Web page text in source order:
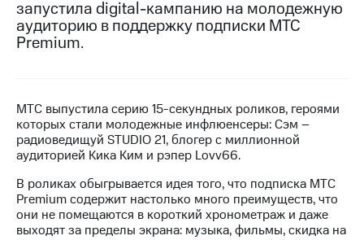
МТС
о технологиях
Интервью
Финансовая
отчетность
Контакты
Новости
в
запустила digital-кампанию на молодежную
аудиторию в поддержку подписки МТС
Premium.
МТС выпустила серию 15-секундных роликов, героями
которых стали молодежные инфлюенсеры: Сэм –
радиоведищуй STUDIO 21, блогер c миллионной
аудиторией Кика Ким и рэпер Lovv66.
В роликах обыгрывается идея того, что подписка МТС
Premium содержит настолько много преимуществ, что
они не помещаются в короткий хронометраж и даже
выходят за пределы экрана: музыка, фильмы, скидка на